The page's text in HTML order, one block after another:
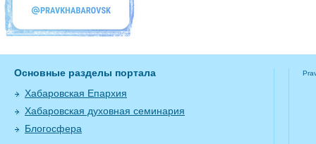
Основные разделы портала
Хабаровская Епархия
Хабаровская духовная семинария
Блогосфера